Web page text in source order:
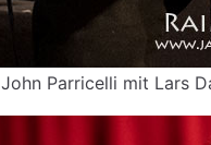
John Parricelli mit Lars